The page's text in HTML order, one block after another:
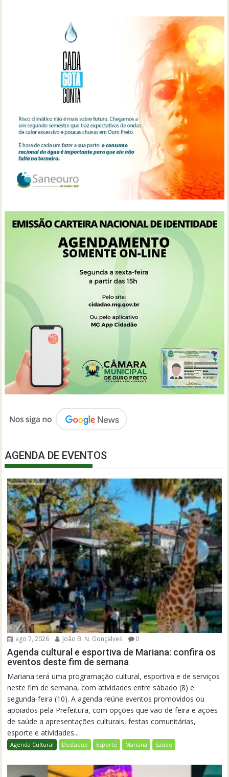
AGENDA DE EVENTOS
ago 7, 2026 João B. N. Gonçalves 0
Agenda cultural e esportiva de Mariana: confira os
eventos deste fim de semana
Mariana terá uma programação cultural, esportiva e de serviços
neste fim de semana, com atividades entre sábado (8) e
segunda-feira (10). A agenda reúne eventos promovidos ou
apoiados pela Prefeitura, com opções que vão de feira e ações
de saúde a apresentações culturais, festas comunitárias,
esporte e atividades...
Agenda Cultural Destaque Esporte Mariana Saúde